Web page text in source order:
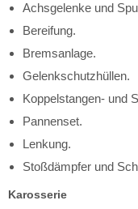
Achsgelenke und
Bereifung.
Bremsanlage.
Gelenkschutzhüllen.
Koppelstangen- und
Pannenset.
Lenkung.
Stoßdämpfer und
Karosserie